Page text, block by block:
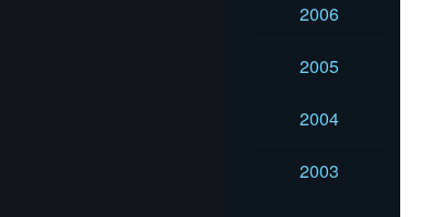
2006
2005
2004
2003